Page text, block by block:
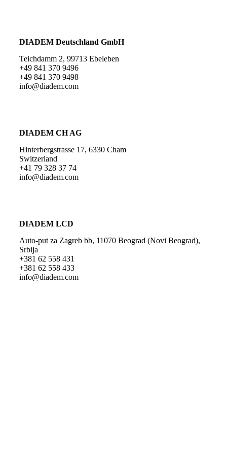
DIADEM Deutschland GmbH
Teichdamm 2, 99713 Ebeleben
+49 841 370 9496
+49 841 370 9498
info@diadem.com
DIADEM CH AG
Hinterbergstrasse 17, 6330 Cham
Switzerland
+41 79 328 37 74
info@diadem.com
DIADEM LCD
Auto-put za Zagreb bb, 11070 Beograd (Novi Beograd),
Srbija
+381 62 558 431
+381 62 558 433
info@diadem.com